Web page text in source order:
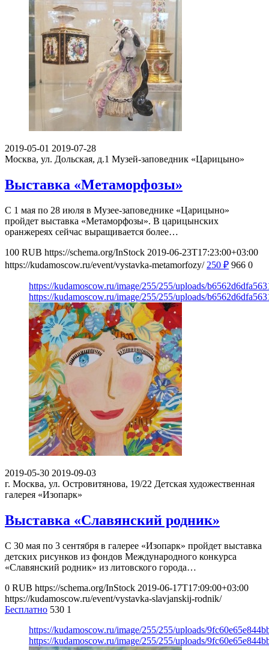
2019-05-01 2019-07-28
Москва, ул. Дольская, д.1 Музей-заповедник «Царицыно»
Выставка «Метаморфозы»
С 1 мая по 28 июля в Музее-заповеднике «Царицыно»
пройдет выставка «Метаморфозы». В царицынских
оранжереях сейчас выращивается более…
100 RUB https://schema.org/InStock 2019-06-23T17:23:00+03:00
https://kudamoscow.ru/event/vystavka-metamorfozy/ 250 ₽ 966 0
https://kudamoscow.ru/image/255/255/uploads/
https://kudamoscow.ru/image/255/255/uploads/
2019-05-30 2019-09-03
г. Москва, ул. Островитянова, 19/22 Детская художественная
галерея «Изопарк»
Выставка «Славянский родник»
С 30 мая по 3 сентября в галерее «Изопарк» пройдет выставка
детских рисунков из фондов Международного конкурса
«Славянский родник» из литовского города…
0 RUB https://schema.org/InStock 2019-06-17T17:09:00+03:00
https://kudamoscow.ru/event/vystavka-slavjanskij-rodnik/
Бесплатно 530 1
https://kudamoscow.ru/image/255/255/uploads/
https://kudamoscow.ru/image/255/255/uploads/